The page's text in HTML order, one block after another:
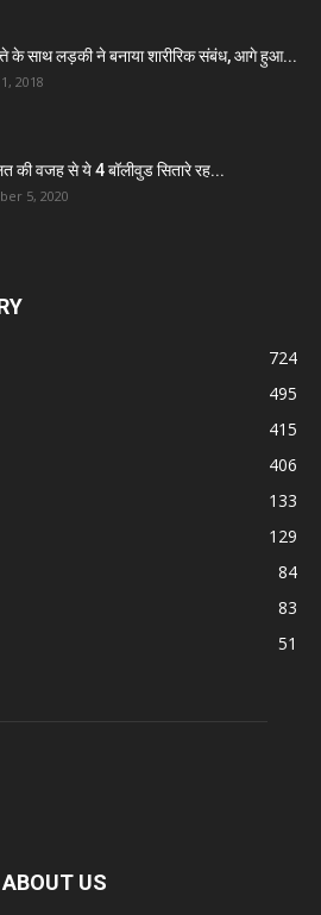
के साथ लड़की ने बनाया शारीरिक संबंध, आगे हुआ...
2018
की वजह से ये 4 बॉलीवुड सितारे रह...
5, 2020
724
495
415
406
133
129
84
83
51
ABOUT US